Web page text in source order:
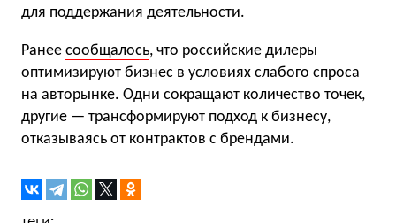
для поддержания деятельности.
Ранее сообщалось, что российские дилеры
оптимизируют бизнес в условиях слабого спроса
на авторынке. Одни сокращают количество точек,
другие — трансформируют подход к бизнесу,
отказываясь от контрактов с брендами.